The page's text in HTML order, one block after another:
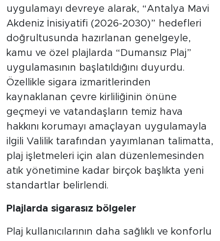
uygulamayı devreye alarak, “Antalya Mavi
Akdeniz İnisiyatifi (2026-2030)” hedefleri
doğrultusunda hazırlanan genelgeyle,
kamu ve özel plajlarda “Dumansız Plaj”
uygulamasının başlatıldığını duyurdu.
Özellikle sigara izmaritlerinden
kaynaklanan çevre kirliliğinin önüne
geçmeyi ve vatandaşların temiz hava
hakkını korumayı amaçlayan uygulamayla
ilgili Valilik tarafından yayımlanan talimatta,
plaj işletmeleri için alan düzenlemesinden
atık yönetimine kadar birçok başlıkta yeni
standartlar belirlendi.
Plajlarda sigarasız bölgeler
Plaj kullanıcılarının daha sağlıklı ve konforlu